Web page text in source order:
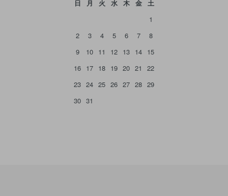
日 月 火 水 木 金
土
1
2
3 4 5 6 7
8
9
10 11 12 13 14 15
16 17 18 19 20 21
22
23 24 25 26 27 28 29
30 31